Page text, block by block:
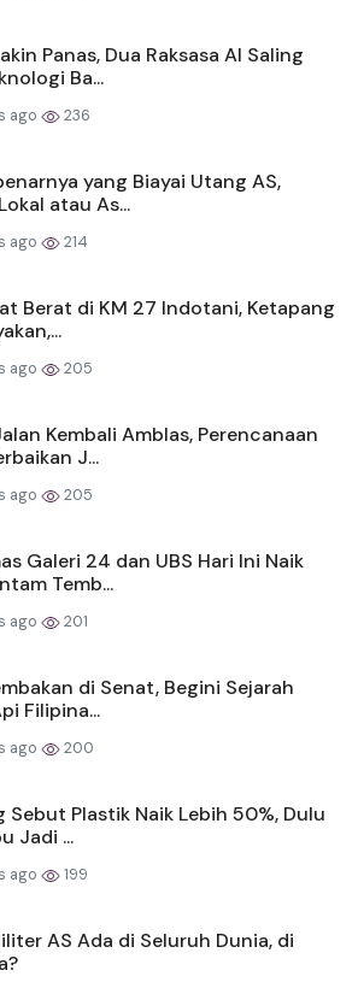
Panas, Dua Raksasa AI Saling
Ba...
ago 236
yang Biayai Utang AS,
atau As...
ago 214
Berat di KM 27 Indotani, Ketapang
ago 205
Kembali Amblas, Perencanaan
J...
ago 205
Galeri 24 dan UBS Hari Ini Naik
Temb...
ago 201
di Senat, Begini Sejarah
Filipina...
ago 200
Sebut Plastik Naik Lebih 50%, Dulu
Jadi ...
ago 199
AS Ada di Seluruh Dunia, di